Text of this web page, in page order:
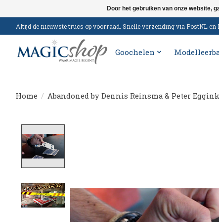
Altijd de nieuwste trucs op voorraad. Snelle verzending via PostNL
Goochelen
Home / Abandoned by Dennis Reinsma & Peter Eggink
Door het gebruiken van onze website,